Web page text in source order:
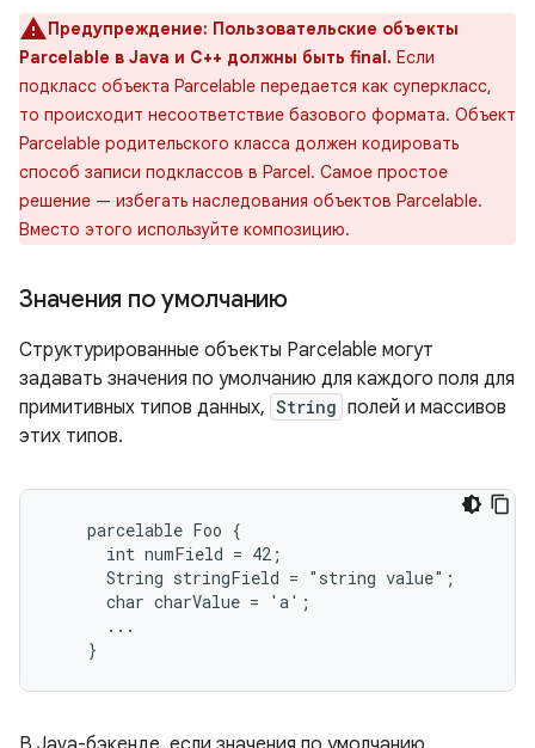
Предупреждение: Пользовательские объекты
Parcelable в Java и C++ должны быть final. Если
подкласс объекта Parcelable передается как суперкласс,
то происходит несоответствие базового формата. Объект
Parcelable родительского класса должен кодировать
способ записи подклассов в Parcel. Самое простое
решение — избегать наследования объектов Parcelable.
Вместо этого используйте композицию.
Значения по умолчанию
Структурированные объекты Parcelable могут
задавать значения по умолчанию для каждого поля для
примитивных типов данных, String полей и массивов
этих типов.
    parcelable Foo {
      int numField = 42;
      String stringField = "string value";
      char charValue = 'a';
      ...